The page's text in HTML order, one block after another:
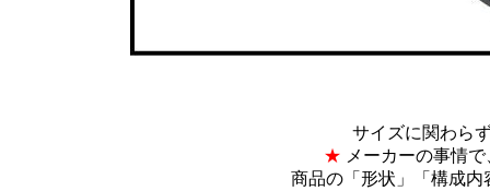
サイズに関わら
★ メーカーの事情
商品の「形状」「構成